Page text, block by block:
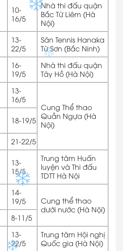
10-
16/5
Nhà thi đấu quận
Bắc Từ Liêm (Hà
Nội)
13-
22/5
Sân Tennis Hanaka
Từ Sơn (Bắc Ninh)
16-
19/5
Nhà thi đấu quận
Tây Hồ (Hà Nội)
13-
16/5
Cung Thể thao
Quần Ngựa (Hà
Nội)
18-19/5
21-22/5
13-
15/5
Trung tâm Huấn
luyện và Thi đấu
TDTT Hà Nội
14-
19/5
Cung thể thao
dưới nước (Hà Nội)
8-11/5
13-
22/5
Trung tâm Hội nghị
Quốc gia (Hà Nội)